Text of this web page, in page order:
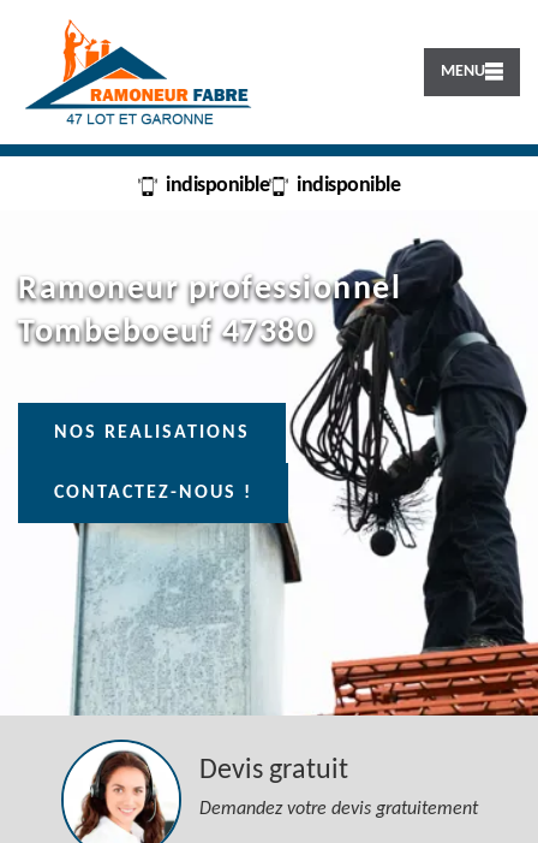
MENU
indisponible indisponible
Ramoneur professionnel
Tombeboeuf 47380
NOS REALISATIONS
CONTACTEZ-NOUS !
Devis gratuit
Demandez votre devis gratuitement